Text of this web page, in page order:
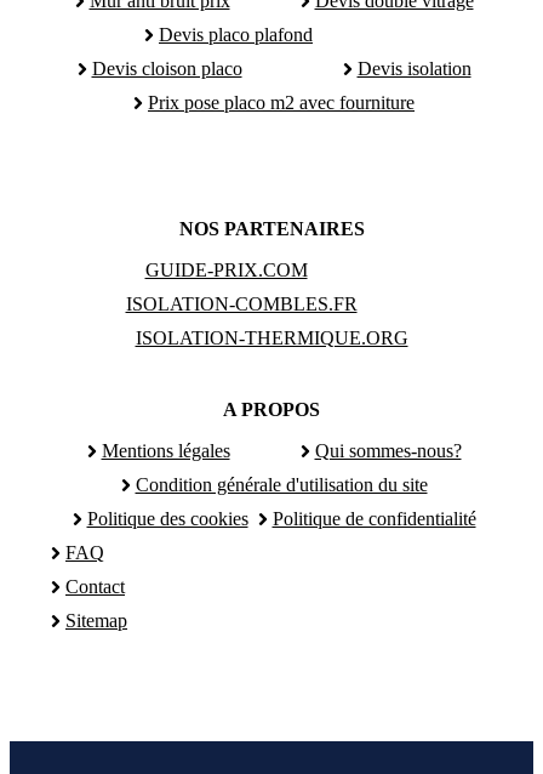
Devis placo plafond
Devis cloison placo
Devis isolation
Prix pose placo m2 avec fourniture
NOS PARTENAIRES
GUIDE-PRIX.COM
ISOLATION-COMBLES.FR
ISOLATION-THERMIQUE.ORG
A PROPOS
Mentions légales
Qui sommes-nous?
Condition générale d'utilisation du site
Politique des cookies
Politique de confidentialité
FAQ
Contact
Sitemap